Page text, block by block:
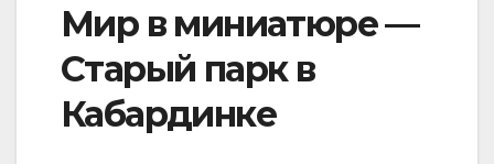
Мир в миниатюре —
Старый парк в
Кабардинке